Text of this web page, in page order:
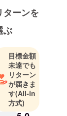
ターンを
ぶ
目標金額
未達でも
リターン
が届きま
す(All-in
方式)